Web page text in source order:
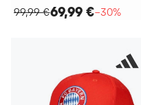
99,99 €69,99 €−30%